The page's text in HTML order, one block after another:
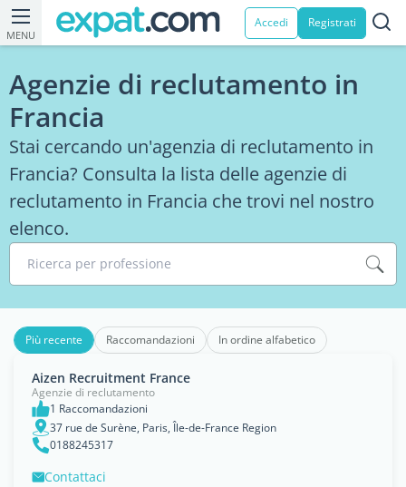
MENU
Accedi Registrati
Agenzie di reclutamento in
Francia
Stai cercando un'agenzia di reclutamento in
Francia? Consulta la lista delle agenzie di
reclutamento in Francia che trovi nel nostro
elenco.
Ricerca per professione
Più recente Raccomandazioni In ordine alfabetico
Aizen Recruitment France
Agenzie di reclutamento
1 Raccomandazioni
37 rue de Surène, Paris, Île-de-France Region
0188245317
Contattaci